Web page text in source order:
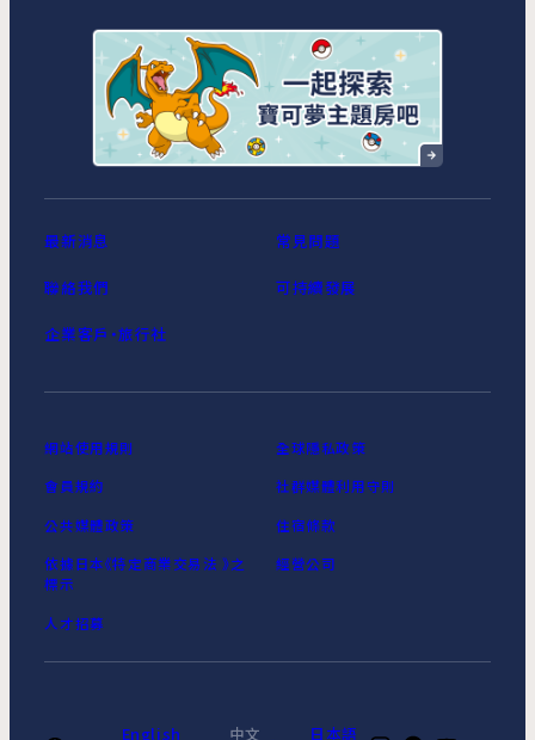
MIMARU東京 日本橋水天宮前
MIMARU東京 八丁堀
MIMARU東京 浅草STATION
最新消息 常見問題
聯絡我們 可持續發展
企業客戶‧旅行社
網站使用規則 全球隱私政策
會員規約 社群媒體利用守則
公共媒體政策 住宿條款
依據日本《特定商業交易法 》之
標示
經營公司
人才招募
English 中文 日本語